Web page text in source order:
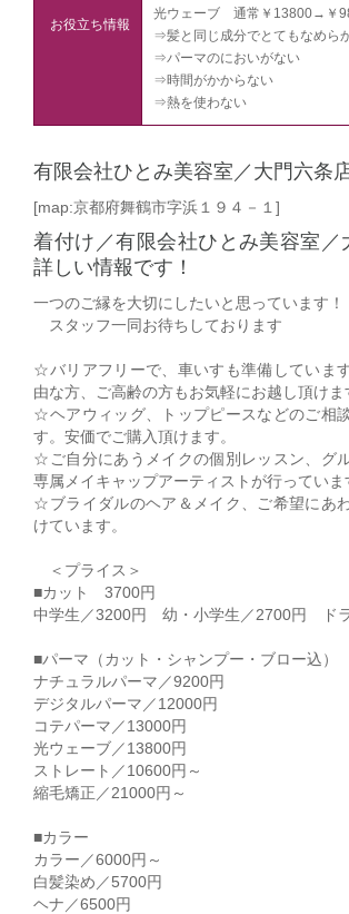
お役立ち情報
光ウェーブ 通常￥13800→￥
⇒髪と同じ成分でとてもなめら
⇒パーマのにおいがない
⇒時間がかからない
⇒熱を使わない
有限会社ひとみ美容室／大門六条
[map:京都府舞鶴市字浜１９４－１]
着付け／有限会社ひとみ美容室／
詳しい情報です！
一つのご縁を大切にしたいと思っています！
スタッフ一同お待ちしております
☆バリアフリーで、車いすも準備していま
由な方、ご高齢の方もお気軽にお越し頂けま
☆ヘアウィッグ、トップピースなどのご相
す。安価でご購入頂けます。
☆ご自分にあうメイクの個別レッスン、グ
専属メイキャップアーティストが行っていま
☆ブライダルのヘア＆メイク、ご希望にあ
けています。
＜プライス＞
■カット 3700円
中学生／3200円 幼・小学生／2700円 ド
■パーマ（カット・シャンプー・ブロー込）
ナチュラルパーマ／9200円
デジタルパーマ／12000円
コテパーマ／13000円
光ウェーブ／13800円
ストレート／10600円～
縮毛矯正／21000円～
■カラー
カラー／6000円～
白髪染め／5700円
ヘナ／6500円